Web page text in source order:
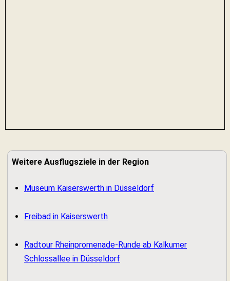
Weitere Ausflugsziele in der Region
Museum Kaiserswerth in Düsseldorf
Freibad in Kaiserswerth
Radtour Rheinpromenade-Runde ab Kalkumer
Schlossallee in Düsseldorf